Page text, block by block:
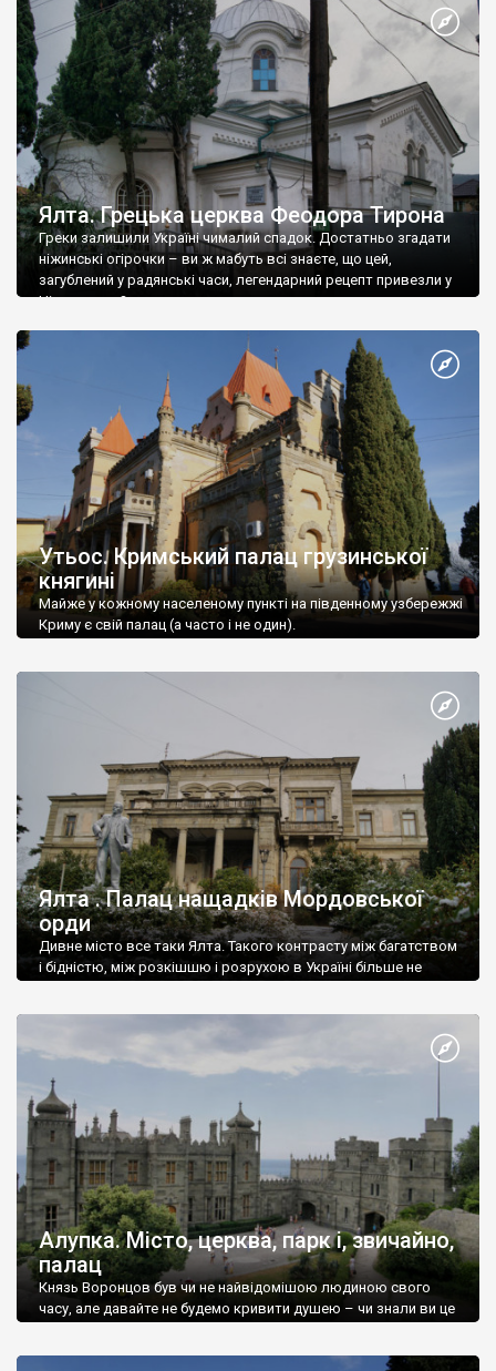
Ялта. Грецька церква Феодора Тирона
Греки залишили Україні чималий спадок. Достатньо згадати
ніжинські огірочки – ви ж мабуть всі знаєте, що цей,
загублений у радянські часи, легендарний рецепт привезли у
Ніжин греки?
Утьос. Кримський палац грузинської
княгині
Майже у кожному населеному пункті на південному узбережжі
Криму є свій палац (а часто і не один).
Ялта . Палац нащадків Мордовської
орди
Дивне місто все таки Ялта. Такого контрасту між багатством
і бідністю, між розкішшю і розрухою в Україні більше не
Алупка. Місто, церква, парк і, звичайно,
палац
Князь Воронцов був чи не найвідомішою людиною свого
часу, але давайте не будемо кривити душею – чи знали ви це